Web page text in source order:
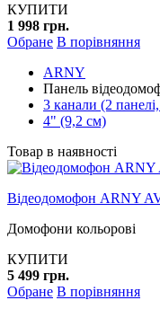
КУПИТИ
1 998 грн.
Обране В порівняння
ARNY
Панель
3 канали (2
4" (9,2 см)
Товар в наявності
Відеодомофон ARNY
Домофони кольорові
КУПИТИ
5 499 грн.
Обране В порівняння